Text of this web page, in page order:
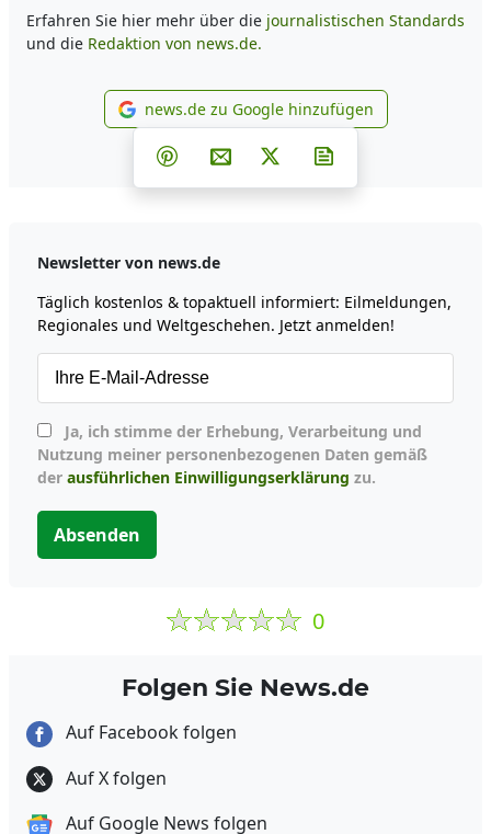
Erfahren Sie hier mehr über die journalistischen Standards
und die Redaktion von news.de.
news.de zu Google
news.de zu Google hinzufügen
Teilen auf Facebook
Teilen auf Whatsapp
Teilen auf Telegram
Teilen auf Pinterest
Per E-Mail teilen
Post auf X
Newsletter von news.de
Täglich kostenlos & topaktuell informiert: Eilmeldungen,
Regionales und Weltgeschehen. Jetzt anmelden!
Nutzung meiner personenbezogenen Daten gemäß
der ausführlichen Einwilligungserklärung zu.
Absenden
0
Folgen Sie News.de
Auf Facebook folgen
Auf X folgen
Auf Google News folgen